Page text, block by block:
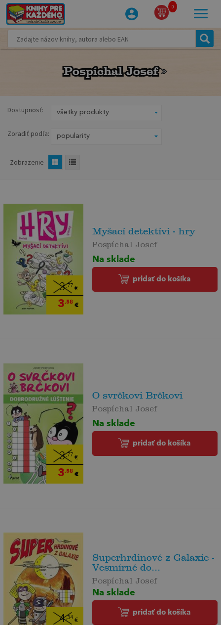
0
Pospíchal Josef
Pospíchal Josef
Dostupnosť:
Zoradiť podľa:
Zobrazenie
3,77 €
3,58€
Myšací detektívi - hry
Pospíchal Josef
Na sklade
pridať do košíka
3,77 €
3,58€
O svrčkovi Brčkovi
Pospíchal Josef
Na sklade
pridať do košíka
4,34€
Superhrdinové z Galaxie -
Vesmírné do...
Pospíchal Josef
Na sklade
pridať do košíka